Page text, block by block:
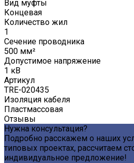
Вид муфты
Концевая
Количество жил
1
Сечение проводника
500 мм²
Допустимое напряжение
1 кВ
Артикул
TRE-020435
Изоляция кабеля
Пластмассовая
Отзывы
Нужна консультация?
Подробно расскажем о наших
типовых проектах, рассчитаем
индивидуальное предложение!